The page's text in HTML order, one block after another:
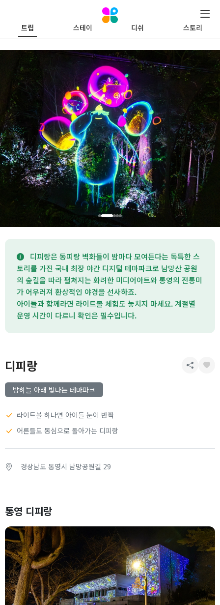
트립 스테이 디쉬 스토리
디피랑은 동피랑 벽화들이 밤마다 모여든다는 독특한 스
토리를 가진 국내 최장 야간 디지털 테마파크로 남망산 공원
의 숲길을 따라 펼쳐지는 화려한 미디어아트와 통영의 전통미
가 어우러져 환상적인 야경을 선사하죠.
아이들과 함께라면 라이트볼 체험도 놓치지 마세요. 계절별
운영 시간이 다르니 확인은 필수입니다.
통영 디피랑
디피랑
밤하늘 아래 빛나는 테마파크
라이트볼 하나면 아이들 눈이 반짝
어른들도 동심으로 돌아가는 디피랑
경상남도 통영시 남망공원길 29